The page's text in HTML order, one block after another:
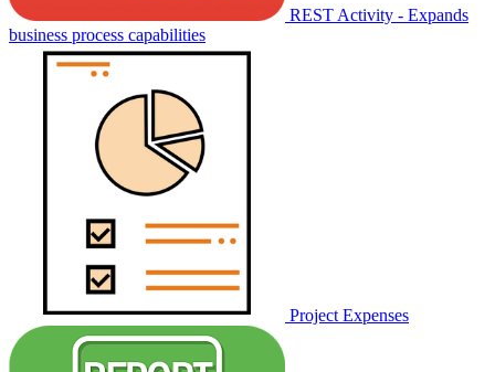
REST Activity - Expands
business process capabilities
Project Expenses